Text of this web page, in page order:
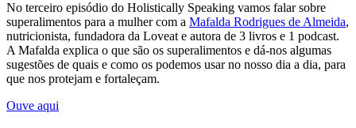
No terceiro episódio do Holistically Speaking vamos falar sobre
superalimentos para a mulher com a Mafalda Rodrigues de Almeida,
nutricionista, fundadora da Loveat e autora de 3 livros e 1 podcast.
A Mafalda explica o que são os superalimentos e dá-nos algumas
sugestões de quais e como os podemos usar no nosso dia a dia, para
que nos protejam e fortaleçam.
Ouve aqui